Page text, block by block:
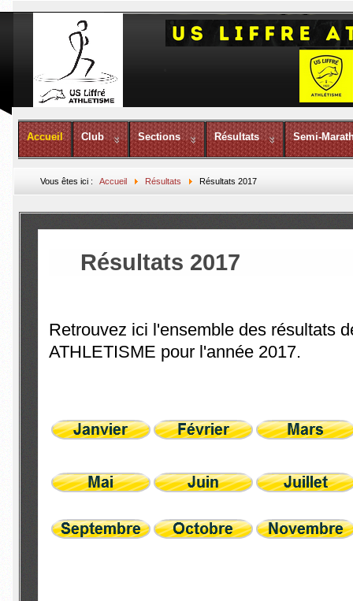
Accueil Club Sections Résultats Semi-
Vous êtes ici :Accueil Résultats Résultats 2017
Résultats 2017
Retrouvez ici l'ensemble des résultats
ATHLETISME pour l'année 2017.